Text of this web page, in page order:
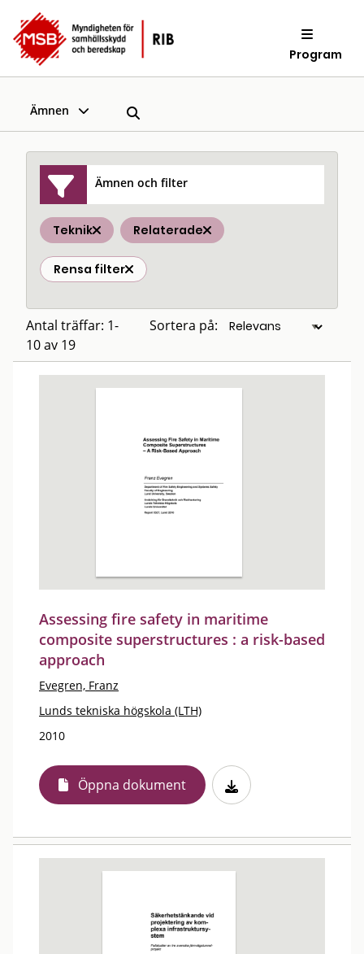
Program
Ämnen
Ämnen och filter
Teknik Relaterade
Rensa filter
Antal träffar: 1-
10 av 19
Sortera på:
Assessing fire safety in maritime
composite superstructures : a risk-based
approach
Evegren, Franz
Lunds tekniska högskola (LTH)
2010
Öppna dokument